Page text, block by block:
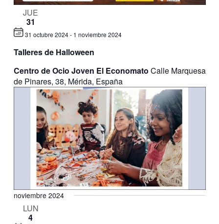
JUE
31
Talleres de Halloween
31 octubre 2024- 1 noviembre 2024
Centro de Ocio Joven El Economato Calle Marquesa
de Pinares, 38, Mérida, España
noviembre 2024
LUN
4